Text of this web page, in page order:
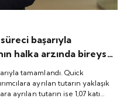
başarıyla
halka arzında bireysel
1,31 katı ve yurt
tutarın ise 1,07 katı
2026 tarihinde
tamamlandı. Quick
ayrılan tutarın yaklaşık
ayrılan tutarın ise 1,07 katı